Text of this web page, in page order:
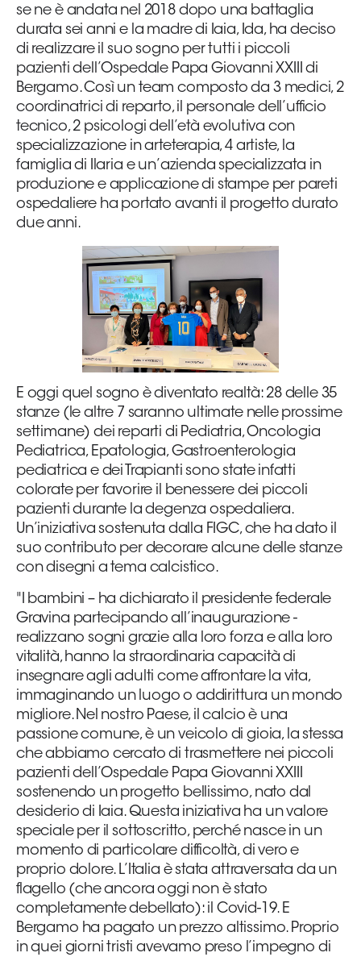
Social media
se ne è andata nel 2018 dopo una battaglia
durata sei anni e la madre di Iaia, Ida, ha deciso
di realizzare il suo sogno per tutti i piccoli
pazienti dell’Ospedale Papa Giovanni XXIII di
Bergamo. Così un team composto da 3 medici, 2
coordinatrici di reparto, il personale dell’ufficio
tecnico, 2 psicologi dell’età evolutiva con
specializzazione in arteterapia, 4 artiste, la
famiglia di Ilaria e un’azienda specializzata in
produzione e applicazione di stampe per pareti
ospedaliere ha portato avanti il progetto durato
due anni.
E oggi quel sogno è diventato realtà: 28 delle 35
stanze (le altre 7 saranno ultimate nelle prossime
settimane) dei reparti di Pediatria, Oncologia
Pediatrica, Epatologia, Gastroenterologia
pediatrica e dei Trapianti sono state infatti
colorate per favorire il benessere dei piccoli
pazienti durante la degenza ospedaliera.
Un’iniziativa sostenuta dalla FIGC, che ha dato il
suo contributo per decorare alcune delle stanze
con disegni a tema calcistico.
"I bambini – ha dichiarato il presidente federale
Gravina partecipando all’inaugurazione -
realizzano sogni grazie alla loro forza e alla loro
vitalità, hanno la straordinaria capacità di
insegnare agli adulti come affrontare la vita,
immaginando un luogo o addirittura un mondo
migliore. Nel nostro Paese, il calcio è una
passione comune, è un veicolo di gioia, la stessa
che abbiamo cercato di trasmettere nei piccoli
pazienti dell’Ospedale Papa Giovanni XXIII
sostenendo un progetto bellissimo, nato dal
desiderio di Iaia. Questa iniziativa ha un valore
speciale per il sottoscritto, perché nasce in un
momento di particolare difficoltà, di vero e
proprio dolore. L’Italia è stata attraversata da un
flagello (che ancora oggi non è stato
completamente debellato): il Covid-19. E
Bergamo ha pagato un prezzo altissimo. Proprio
in quei giorni tristi avevamo preso l’impegno di